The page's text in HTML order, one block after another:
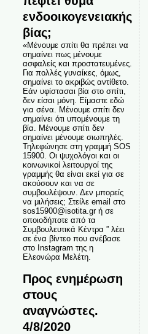
ενδοοικογενειακής
βίας;
«Μένουμε σπίτι θα πρέπει να
σημαίνει πως μένουμε
ασφαλείς και προστατευμένες.
Για πολλές γυναίκες, όμως,
σημαίνει το ακριβώς αντίθετο.
Εάν υφίστασαι βία στο σπίτι,
δεν είσαι μόνη. Είμαστε εδώ
για σένα. Μένουμε σπίτι δεν
σημαίνει ότι υπομένουμε τη
βία. Μένουμε σπίτι δεν
σημαίνει μένουμε σιωπηλές.
Τηλεφώνησε στη γραμμή SOS
15900. Οι ψυχολόγοι και οι
κοινωνικοί λειτουργοί της
γραμμής θα είναι εκεί για σε
ακούσουν και να σε
συμβουλέψουν. Δεν μπορείς
να μιλήσεις; Στείλε email στο
sos15900@isotita.gr ή σε
οποιοδήποτε από τα
Συμβουλευτικά Κέντρα ” λέει
σε ένα βίντεο που ανέβασε
στο Instagram της η
Ελεονώρα Μελέτη.
Προς ενημέρωση
στους
αναγνώστες.
4/8/2020